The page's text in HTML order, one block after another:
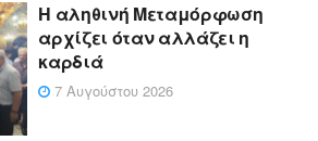
Η αληθινή Μεταμόρφωση
αρχίζει όταν αλλάζει η
καρδιά
7 Αυγούστου 2026